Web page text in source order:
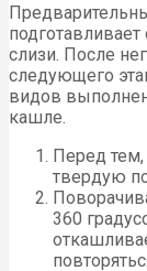
слизи. После
следующего
видов
кашле.
Перед тем,
твердую
360